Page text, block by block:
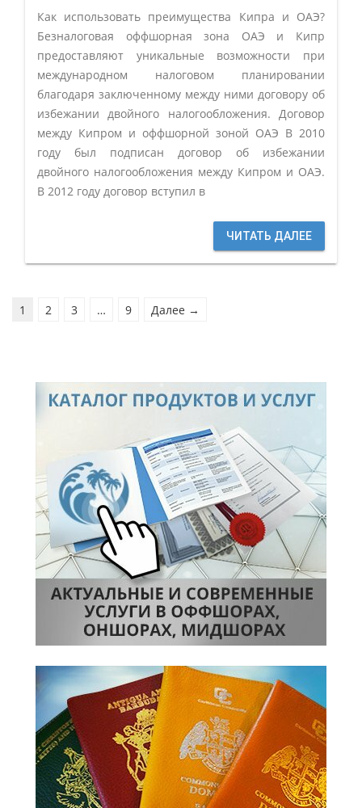
Как использовать преимущества Кипра и ОАЭ?
Безналоговая оффшорная зона ОАЭ и Кипр
предоставляют уникальные возможности при
международном налоговом планировании
благодаря заключенному между ними договору об
избежании двойного налогообложения. Договор
между Кипром и оффшорной зоной ОАЭ В 2010
году был подписан договор об избежании
двойного налогообложения между Кипром и ОАЭ.
В 2012 году договор вступил в
ЧИТАТЬ ДАЛЕЕ
1 2 3 … 9 Далее →